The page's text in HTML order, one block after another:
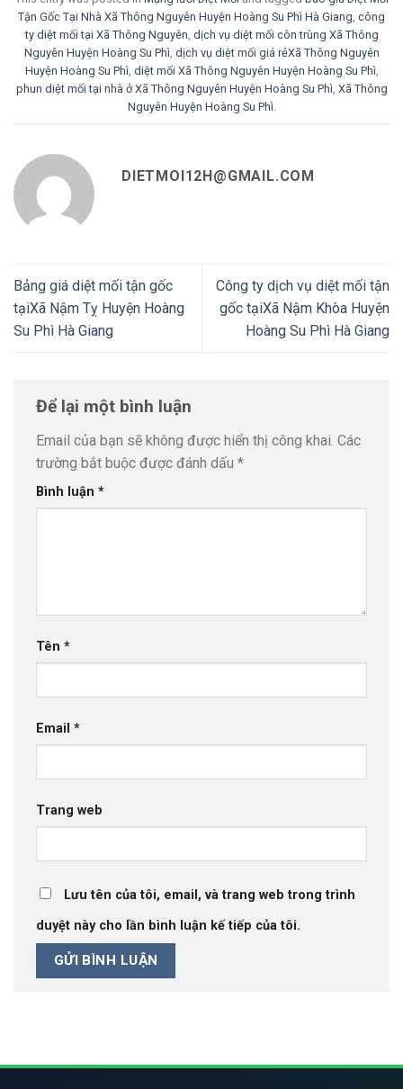
Tận Gốc Tại Nhà Xã Thông Nguyên Huyện Hoàng Su Phì Hà Giang, công
ty diệt mối tại Xã Thông Nguyên, dịch vụ diệt mối côn trùng Xã Thông
Nguyên Huyện Hoàng Su Phì, dịch vụ diệt mối giá rẻXã Thông Nguyên
Huyện Hoàng Su Phì, diệt mối Xã Thông Nguyên Huyện Hoàng Su Phì,
phun diệt mối tại nhà ở Xã Thông Nguyên Huyện Hoàng Su Phì, Xã Thông
Nguyên Huyện Hoàng Su Phì.
DIETMOI12H@GMAIL.COM
Bảng giá diệt mối tận gốc
tạiXã Nậm Tỵ Huyện Hoàng
Su Phì Hà Giang
Công ty dịch vụ diệt mối tận
gốc tạiXã Nậm Khòa Huyện
Hoàng Su Phì Hà Giang
Để lại một bình luận
Email của bạn sẽ không được hiển thị công khai. Các
trường bắt buộc được đánh dấu *
Bình luận *
Tên *
Email *
Trang web
Lưu tên của tôi, email, và trang web trong trình
duyệt này cho lần bình luận kế tiếp của tôi.